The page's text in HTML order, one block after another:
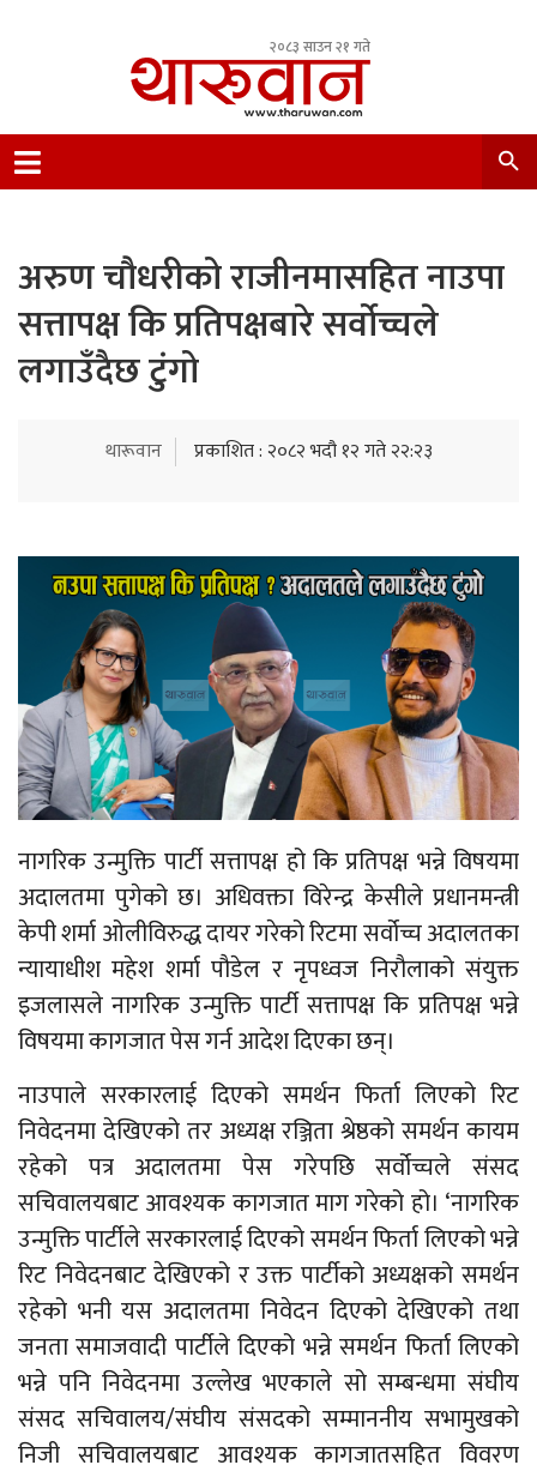
२०८३ साउन २१ गते
Nepal.
अरुण चौधरीको राजीनमासहित नाउपा
सत्तापक्ष कि प्रतिपक्षबारे सर्वोच्चले
लगाउँदैछ टुंगो
थारूवान प्रकाशित : २०८२ भदौ १२ गते २२:२३
नागरिक उन्मुक्ति पार्टी सत्तापक्ष हो कि प्रतिपक्ष भन्ने विषयमा
अदालतमा पुगेको छ। अधिवक्ता विरेन्द्र केसीले प्रधानमन्त्री
केपी शर्मा ओलीविरुद्ध दायर गरेको रिटमा सर्वोच्च अदालतका
न्यायाधीश महेश शर्मा पौडेल र नृपध्वज निरौलाको संयुक्त
इजलासले नागरिक उन्मुक्ति पार्टी सत्तापक्ष कि प्रतिपक्ष भन्ने
विषयमा कागजात पेस गर्न आदेश दिएका छन्।
नाउपाले सरकारलाई दिएको समर्थन फिर्ता लिएको रिट
निवेदनमा देखिएको तर अध्यक्ष रञ्जिता श्रेष्ठको समर्थन कायम
रहेको पत्र अदालतमा पेस गरेपछि सर्वोच्चले संसद
सचिवालयबाट आवश्यक कागजात माग गरेको हो। ‘नागरिक
उन्मुक्ति पार्टीले सरकारलाई दिएको समर्थन फिर्ता लिएको भन्ने
रिट निवेदनबाट देखिएको र उक्त पार्टीको अध्यक्षको समर्थन
रहेको भनी यस अदालतमा निवेदन दिएको देखिएको तथा
जनता समाजवादी पार्टीले दिएको भन्ने समर्थन फिर्ता लिएको
भन्ने पनि निवेदनमा उल्लेख भएकाले सो सम्बन्धमा संघीय
संसद सचिवालय/संघीय संसदको सम्माननीय सभामुखको
निजी सचिवालयबाट आवश्यक कागजातसहित विवरण